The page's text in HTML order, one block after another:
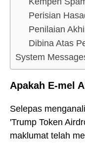
Perisian
Penilaian
Dibina Atas
System
Apakah E-mel
Selepas
'Trump Token
maklumat telah